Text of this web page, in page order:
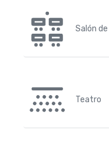
Salón
Teatro